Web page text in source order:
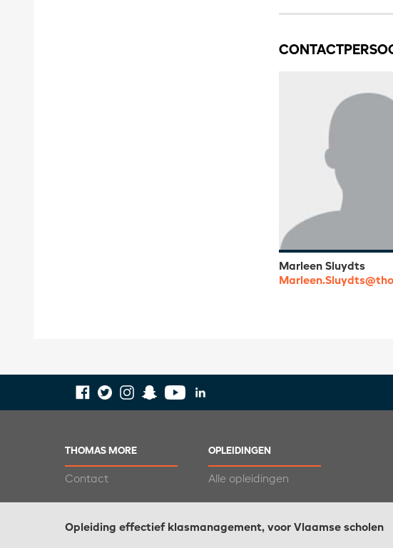
Marleen Sluydts
Opleiding effectief klasmanagement, voor Vlaamse scholen
THOMAS MORE
Contact
OPLEIDINGEN
Alle opleidingen